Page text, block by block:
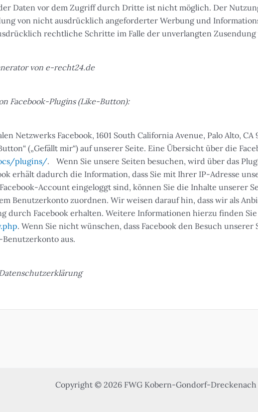
Daten vor dem Zugriff durch Dritte ist nicht möglich. Der
von nicht ausdrücklich angeforderter Werbung und
rechtliche Schritte im Falle der unverlangten
von e-recht24.de
Facebook-Plugins (Like-Button):
Netzwerks Facebook, 1601 South California Avenue, Palo Alto,
(„Gefällt mir“) auf unserer Seite. Eine Übersicht über die
plugins/. Wenn Sie unsere Seiten besuchen, wird über das
erhält dadurch die Information, dass Sie mit Ihrer IP-Adresse
Account eingeloggt sind, können Sie die Inhalte unserer
Benutzerkonto zuordnen. Wir weisen darauf hin, dass wir als
durch Facebook erhalten. Weitere Informationen hierzu finden
. Wenn Sie nicht wünschen, dass Facebook den Besuch
aus.
Copyright © 2026 FWG Kobern-Gondorf-Dreckenach